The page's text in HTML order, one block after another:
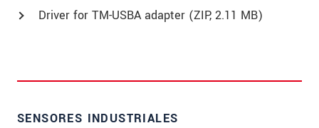
Driver for TM-USBA adapter (ZIP, 2.11 MB)
SENSORES INDUSTRIALES